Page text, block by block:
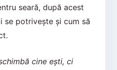
seară, după acest
se potrivește și cum să
cine ești, ci